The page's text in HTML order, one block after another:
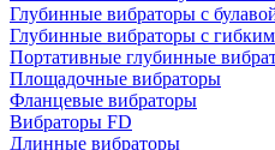
Глубинные вибраторы с
Глубинные вибраторы с
Портативные глубинные
Площадочные вибраторы
Фланцевые вибраторы
Вибраторы FD
Длинные вибраторы